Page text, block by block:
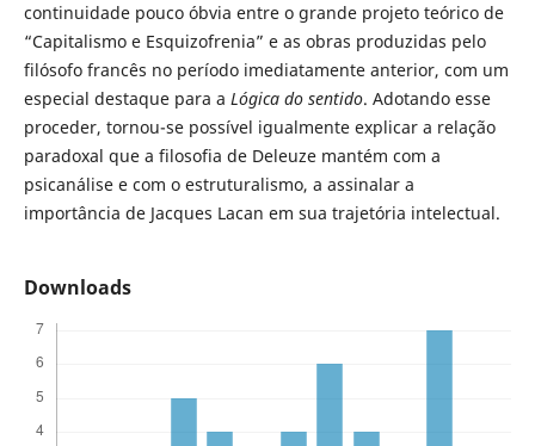
continuidade pouco óbvia entre o grande projeto teórico de
“Capitalismo e Esquizofrenia” e as obras produzidas pelo
filósofo francês no período imediatamente anterior, com um
especial destaque para a Lógica do sentido. Adotando esse
proceder, tornou-se possível igualmente explicar a relação
paradoxal que a filosofia de Deleuze mantém com a
psicanálise e com o estruturalismo, a assinalar a
importância de Jacques Lacan em sua trajetória intelectual.
Downloads